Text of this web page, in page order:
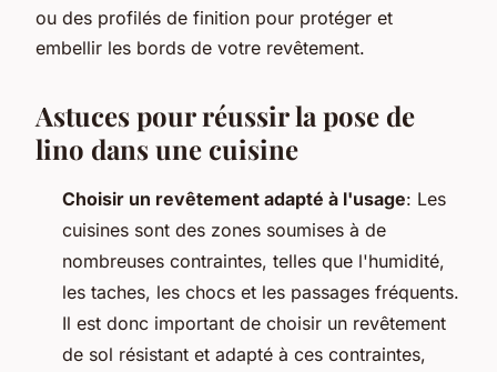
ou des profilés de finition pour protéger et
embellir les bords de votre revêtement.
Astuces pour réussir la pose de
lino dans une cuisine
Choisir un revêtement adapté à l'usage: Les
cuisines sont des zones soumises à de
nombreuses contraintes, telles que l'humidité,
les taches, les chocs et les passages fréquents.
Il est donc important de choisir un revêtement
de sol résistant et adapté à ces contraintes,